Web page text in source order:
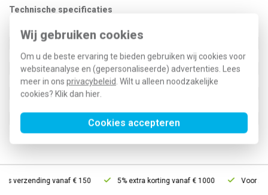
Wij gebruiken cookies
Om u de beste ervaring te bieden gebruiken wij cookies voor
websiteanalyse en (gepersonaliseerde) advertenties. Lees
meer in ons privacybeleid . Wilt u alleen noodzakelijke
cookies? Klik dan hier
Cookies accepteren
Technische specificaties
Specificatie
Type toebehoren/onderdelen
Toebehoren
Nee
Onderdeel
Ja
732045001
EAN (GTIN-13)
Klusspullen artikelnummer
verzending vanaf € 150 5% extra korting vanaf € 1000 Voor